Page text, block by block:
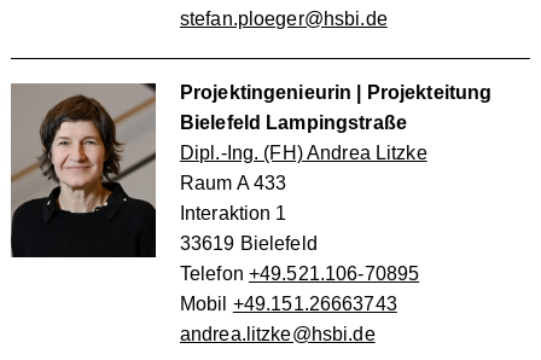
stefan.ploeger@hsbi.de
Projektingenieurin | Projekteitung
Bielefeld Lampingstraße
Dipl.-Ing. (FH) Andrea Litzke
Raum A 433
Interaktion 1
33619 Bielefeld
Telefon +49.521.106-70895
Mobil +49.151.26663743
andrea.litzke@hsbi.de